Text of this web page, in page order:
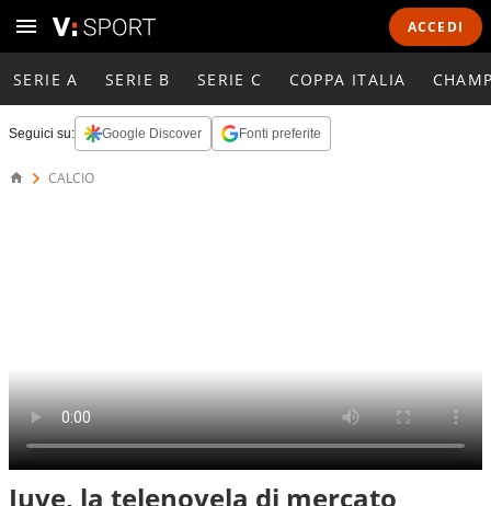
ACCEDI
SERIE A SERIE B SERIE C COPPA ITALIA
Seguici su: Google Discover Fonti preferite
CALCIO
Juve, la telenovela di mercato